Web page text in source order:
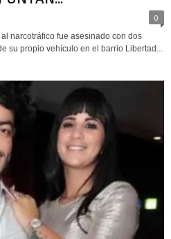
0
narcotráfico fue asesinado con dos
su propio vehículo en el barrio Libertad...